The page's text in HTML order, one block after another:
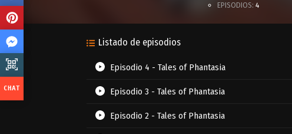
EPISODIOS: 4
Listado de episodios
Episodio 4 - Tales of Phantasia
Episodio 3 - Tales of Phantasia
Episodio 2 - Tales of Phantasia